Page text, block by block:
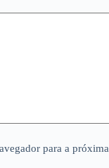
para a